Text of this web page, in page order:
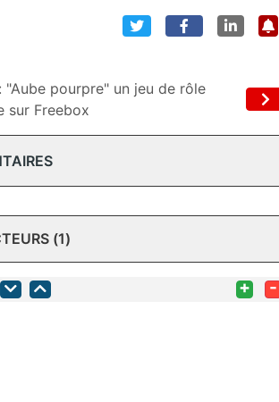
"Aube pourpre" un jeu de rôle
sur Freebox
(1)
+ -